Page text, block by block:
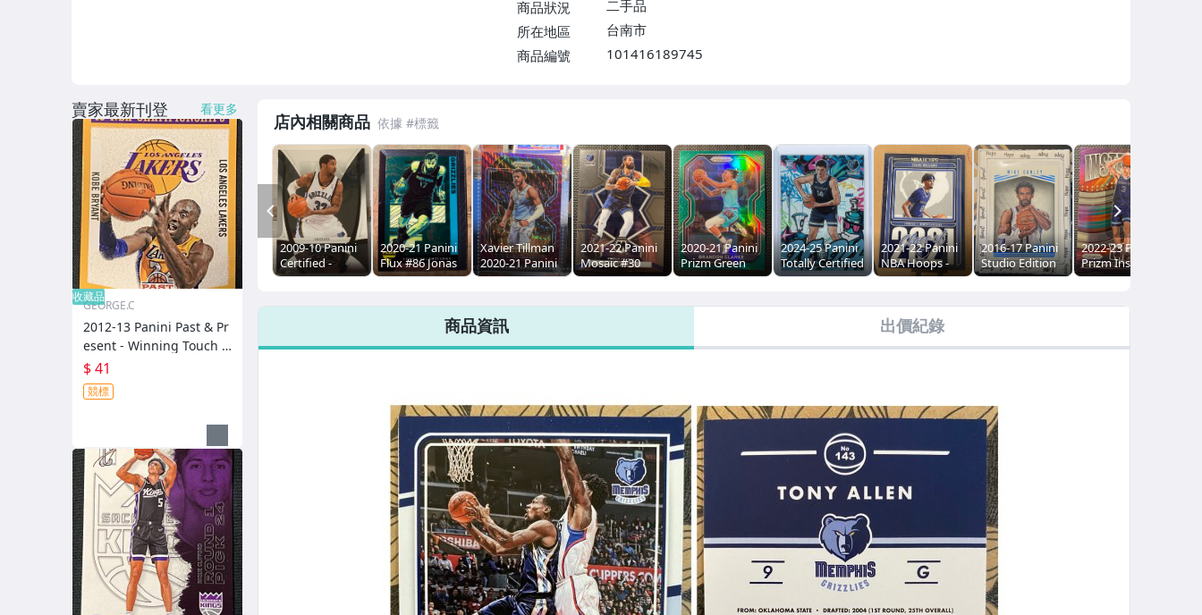
商品狀況
二手品
所在地區
台南市
商品編號
101416189745
店內相關商品
2009-10 Panini
Certified -
[Base] #14 - O.J.
2020-21 Panini
Flux #86 Jonas
Valanciunas
Xavier Tillman
2020-21 Panini
Flux #236 RC
2021-22 Panini
Mosaic #30
Steven Adams
2020-21 Panini
Prizm Green
#228 Brandon
2024-25 Panini
Totally Certified
- 2024 #20 -
2021-22 Panini
NBA Hoops -
Class of 2021
Williams RY
2016-17 Panini
Studio Edition
Glossy #104 -
2022-23 Panini
Prizm Instant
Impact #17
PREV
商品資訊 出價紀錄
賣家最新刊登 看更多
收藏品
GEORGE.C
2012-13 Panini Past & Pr
esent - Winning Touch B
anners Kobe Bryant #3
$ 41
競標